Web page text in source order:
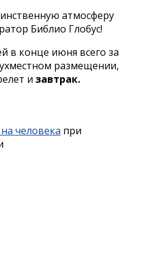
атмосферу
Библио Глобус!
в конце июня всего за
размещении,
и завтрак.
человека при